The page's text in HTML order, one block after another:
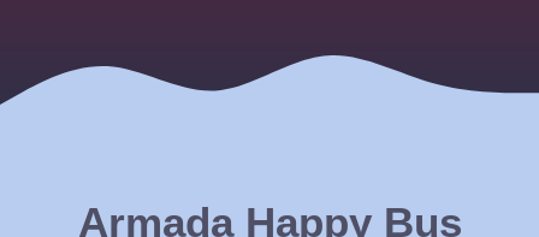
Armada Happy Bus